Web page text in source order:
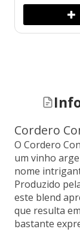
Cordero
O Cordero
um vinho
nome
Produzido
este blend
que resulta
bastante